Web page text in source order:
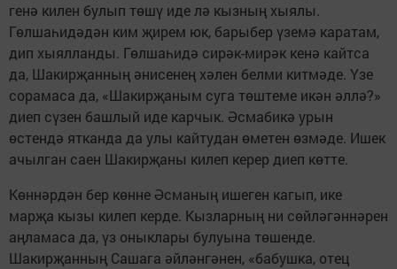
генә килен булып төшү иде лә кызның хыялы.
Гөлшаһидәдән ким җирем юк, барыбер үземә каратам,
дип хыялланды. Гөлшаһидә сирәк-мирәк кенә кайтса
да, Шакирҗанның әнисенең хәлен белми китмәде. Үзе
сорамаса да, «Шакирҗаным суга төштеме икән әллә?»
диеп сүзен башлый иде карчык. Әсмабикә урын
өстендә ятканда да улы кайтудан өметен өзмәде. Ишек
ачылган саен Шакирҗаны килеп керер диеп көтте.
Көннәрдән бер көнне Әсманың ишеген кагып, ике
марҗа кызы килеп керде. Кызларның ни сөйләгәннәрен
аңламаса да, үз оныклары булуына төшенде.
Шакирҗанның Сашага әйләнгәнен, «бабушка, отец